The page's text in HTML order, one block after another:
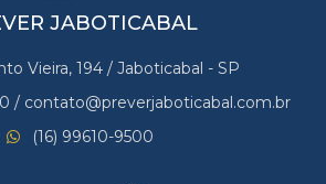
JABOTICABAL
Vieira, 194 / Jaboticabal - SP
/ contato@preverjaboticabal.com.br
(16) 99610-9500